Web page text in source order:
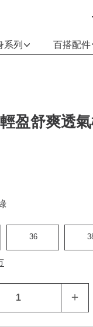
系列 百搭配件
盈舒爽透
36
＋